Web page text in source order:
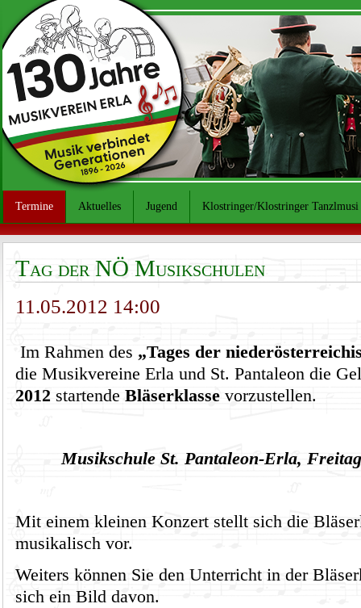
Termine Aktuelles Jugend Klostringer/Klostringer Tanzlmusi
Tag der NÖ Musikschulen
11.05.2012 14:00
Im Rahmen des „Tages der
die Musikvereine Erla und St. Pantaleon die
2012 startende Bläserklassevorzustellen.
Musikschule St. Pantaleon-Erla,
Mit einem kleinen Konzert stellt sich die
musikalisch vor.
Weiters können Sie den Unterricht in der
sich ein Bild davon.